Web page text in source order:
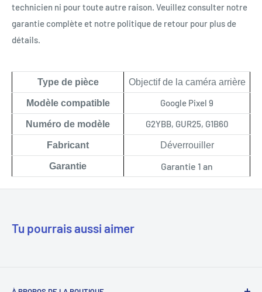
technicien ni pour toute autre raison. Veuillez consulter notre
garantie complète et notre politique de retour pour plus de
détails.
Type de pièce Objectif de la caméra arrière
Modèle compatible Google Pixel 9
Numéro de modèle G2YBB, GUR25, G1B60
Fabricant Déverrouiller
Garantie Garantie 1 an
Tu pourrais aussi aimer